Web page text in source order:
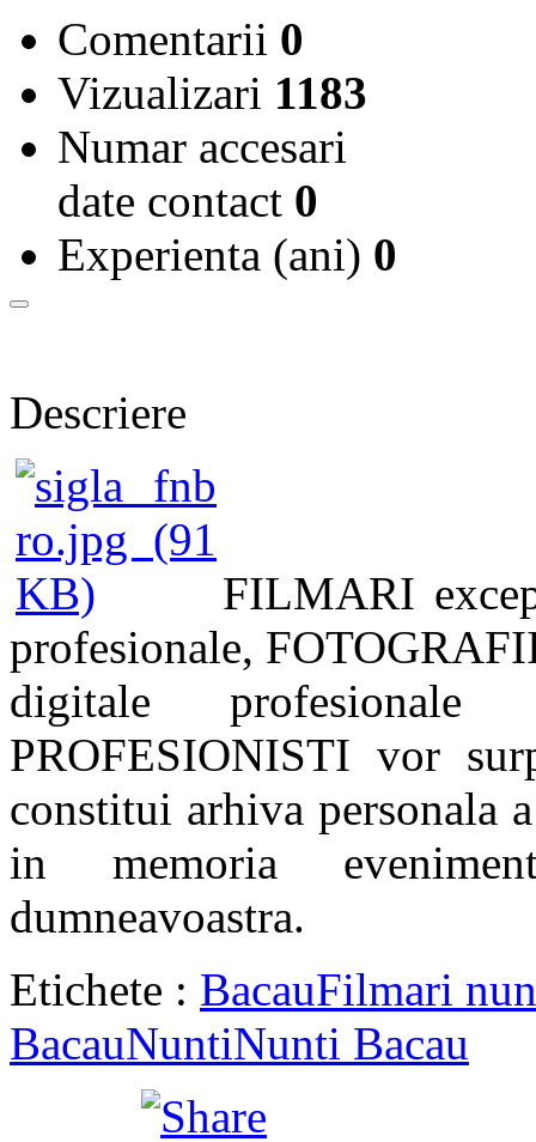
Comentarii 0
Vizualizari 1183
Numar accesari
date contact 0
Experienta (ani) 0
Descriere
FILMARI
profesionale,
digitale
PROFESIONISTI vor
constitui arhiva personala
in memoria
dumneavoastra.
Etichete : BacauFilmari
BacauNuntiNunti Bacau